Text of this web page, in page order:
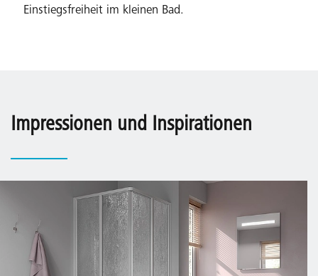
Einstiegsfreiheit im kleinen Bad.
Impressionen und Inspirationen